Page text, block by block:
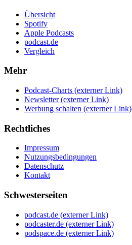
Übersicht
Spotify
Apple Podcasts
podcast.de
Vergleich
Mehr
Podcast-Charts (externer Link)
Newsletter (externer Link)
Werbung schalten (externer Link)
Rechtliches
Impressum
Nutzungsbedingungen
Datenschutz
Kontakt
Schwesterseiten
podcast.de (externer Link)
podcaster.de (externer Link)
podspace.de (externer Link)